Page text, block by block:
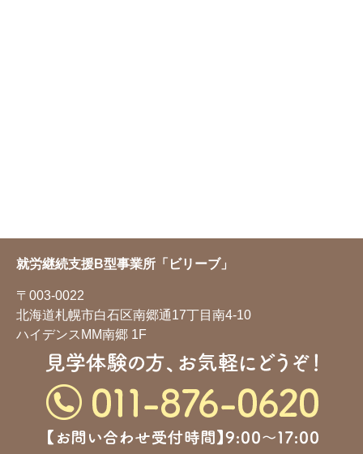
就労継続支援B型事業所「ビリーブ」
〒003-0022
北海道札幌市白石区南郷通17丁目南4-10
ハイデンスMM南郷 1F